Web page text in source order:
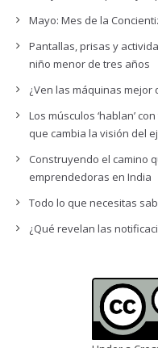
Mayo: Mes de la
Pantallas, prisas y
niño menor de tres años
¿Ven las máquinas
Los músculos ‘hablan’
que cambia la visión del
Construyendo el camino
emprendedoras en India
Todo lo que necesitas
¿Qué revelan las